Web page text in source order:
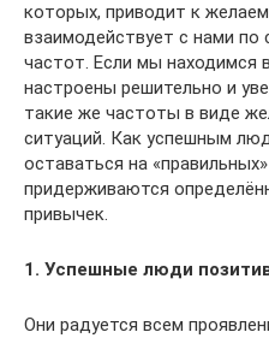
которых, приводит к
взаимодействует с нами
частот. Если мы находимся
настроены решительно и
такие же частоты в виде
ситуаций. Как успешным
оставаться на
придерживаются
привычек.
1. Успешные люди
Они радуется всем